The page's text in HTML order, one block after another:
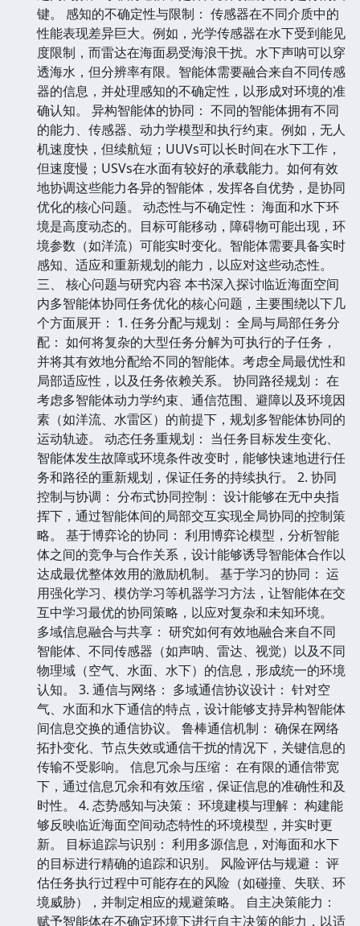
键。 感知的不确定性与限制： 传感器在不同介质中的
性能表现差异巨大。例如，光学传感器在水下受到能见
度限制，而雷达在海面易受海浪干扰。水下声呐可以穿
透海水，但分辨率有限。智能体需要融合来自不同传感
器的信息，并处理感知的不确定性，以形成对环境的准
确认知。 异构智能体的协同： 不同的智能体拥有不同
的能力、传感器、动力学模型和执行约束。例如，无人
机速度快，但续航短；UUVs可以长时间在水下工作，
但速度慢；USVs在水面有较好的承载能力。如何有效
地协调这些能力各异的智能体，发挥各自优势，是协同
优化的核心问题。 动态性与不确定性： 海面和水下环
境是高度动态的。目标可能移动，障碍物可能出现，环
境参数（如洋流）可能实时变化。智能体需要具备实时
感知、适应和重新规划的能力，以应对这些动态性。
三、 核心问题与研究内容 本书深入探讨临近海面空间
内多智能体协同任务优化的核心问题，主要围绕以下几
个方面展开： 1. 任务分配与规划： 全局与局部任务分
配： 如何将复杂的大型任务分解为可执行的子任务，
并将其有效地分配给不同的智能体。考虑全局最优性和
局部适应性，以及任务依赖关系。 协同路径规划： 在
考虑多智能体动力学约束、通信范围、避障以及环境因
素（如洋流、水雷区）的前提下，规划多智能体协同的
运动轨迹。 动态任务重规划： 当任务目标发生变化、
智能体发生故障或环境条件改变时，能够快速地进行任
务和路径的重新规划，保证任务的持续执行。 2. 协同
控制与协调： 分布式协同控制： 设计能够在无中央指
挥下，通过智能体间的局部交互实现全局协同的控制策
略。 基于博弈论的协同： 利用博弈论模型，分析智能
体之间的竞争与合作关系，设计能够诱导智能体合作以
达成最优整体效用的激励机制。 基于学习的协同： 运
用强化学习、模仿学习等机器学习方法，让智能体在交
互中学习最优的协同策略，以应对复杂和未知环境。
多域信息融合与共享： 研究如何有效地融合来自不同
智能体、不同传感器（如声呐、雷达、视觉）以及不同
物理域（空气、水面、水下）的信息，形成统一的环境
认知。 3. 通信与网络： 多域通信协议设计： 针对空
气、水面和水下通信的特点，设计能够支持异构智能体
间信息交换的通信协议。 鲁棒通信机制： 确保在网络
拓扑变化、节点失效或通信干扰的情况下，关键信息的
传输不受影响。 信息冗余与压缩： 在有限的通信带宽
下，通过信息冗余和有效压缩，保证信息的准确性和及
时性。 4. 态势感知与决策： 环境建模与理解： 构建能
够反映临近海面空间动态特性的环境模型，并实时更
新。 目标追踪与识别： 利用多源信息，对海面和水下
的目标进行精确的追踪和识别。 风险评估与规避： 评
估任务执行过程中可能存在的风险（如碰撞、失联、环
境威胁），并制定相应的规避策略。 自主决策能力：
赋予智能体在不确定环境下进行自主决策的能力，以适